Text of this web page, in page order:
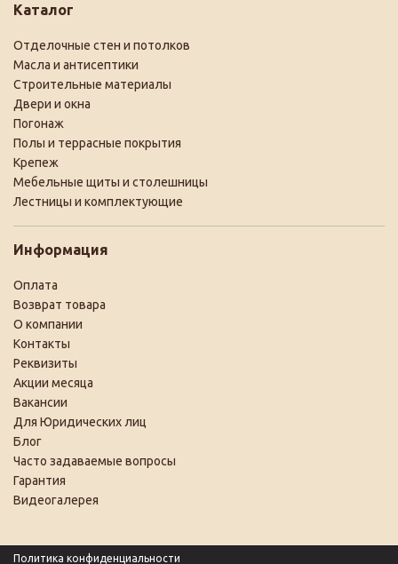
Каталог
Отделочные стен и потолков
Масла и антисептики
Строительные материалы
Двери и окна
Погонаж
Полы и террасные покрытия
Крепеж
Мебельные щиты и столешницы
Лестницы и комплектующие
Информация
Оплата
Возврат товара
О компании
Контакты
Реквизиты
Акции месяца
Вакансии
Для Юридических лиц
Блог
Часто задаваемые вопросы
Гарантия
Видеогалерея
Политика конфиденциальности